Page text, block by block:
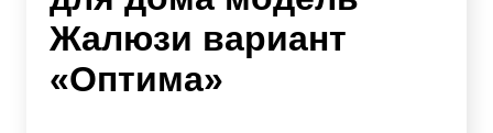
Жалюзи вариант
«Оптима»